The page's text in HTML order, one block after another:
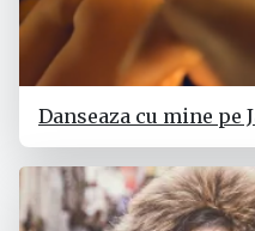
Danseaza cu mine pe